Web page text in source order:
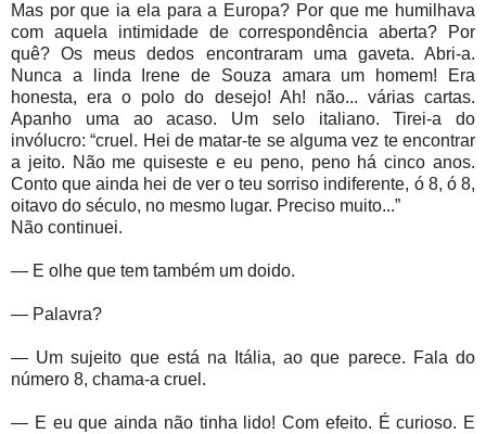
Mas por que ia ela para a Europa? Por que me humilhava
com aquela intimidade de correspondência aberta? Por
quê? Os meus dedos encontraram uma gaveta. Abri-a.
Nunca a linda Irene de Souza amara um homem! Era
honesta, era o polo do desejo! Ah! não... várias cartas.
Apanho uma ao acaso. Um selo italiano. Tirei-a do
invólucro: “cruel. Hei de matar-te se alguma vez te encontrar
a jeito. Não me quiseste e eu peno, peno há cinco anos.
Conto que ainda hei de ver o teu sorriso indiferente, ó 8, ó 8,
oitavo do século, no mesmo lugar. Preciso muito...”
Não continuei.
— E olhe que tem também um doido.
— Palavra?
— Um sujeito que está na Itália, ao que parece. Fala do
número 8, chama-a cruel.
— E eu que ainda não tinha lido! Com efeito. É curioso. E